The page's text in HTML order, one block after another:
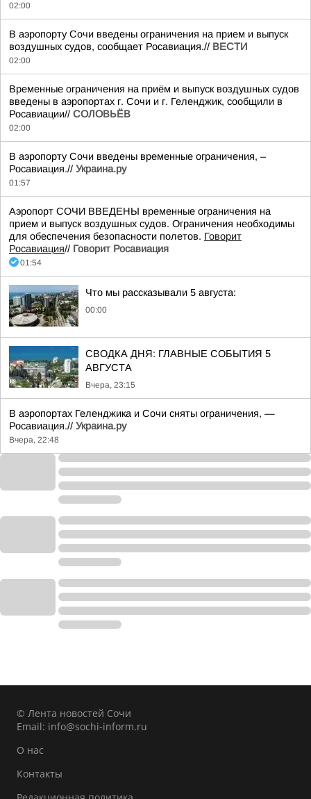
02:00
В аэропорту Сочи введены ограничения на прием и выпуск
воздушных судов, сообщает Росавиация.// ВЕСТИ
02:00
Временные ограничения на приём и выпуск воздушных судов
введены в аэропортах г. Сочи и г. Геленджик, сообщили в
Росавиации// СОЛОВЬЁВ
02:00
В аэропорту Сочи введены временные ограничения, –
Росавиация.// Украина.ру
01:57
Аэропорт СОЧИ ВВЕДЕНЫ временные ограничения на
прием и выпуск воздушных судов. Ограничения необходимы
для обеспечения безопасности полетов. Говорит
Росавиация// Говорит Росавиация
01:54
Что мы рассказывали 5 августа:
00:00
СВОДКА ДНЯ: ГЛАВНЫЕ СОБЫТИЯ 5
АВГУСТА
Вчера, 23:15
В аэропортах Геленджика и Сочи сняты ограничения, —
Росавиация.// Украина.ру
Вчера, 22:48
© Лента новостей Сочи
Email: info@sochi-inform.ru
О нас
Контакты